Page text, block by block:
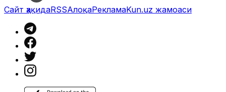
Сайт ҳақидаRSSАлоқаРекламаKun.uz жамоаси